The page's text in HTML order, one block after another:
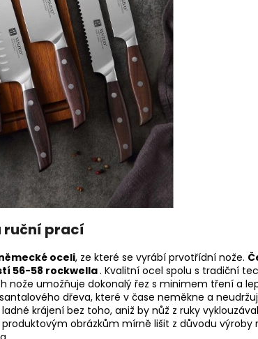
ruční prací
oceli, ze které se vyrábí prvotřídní nože.
56-58 rockwella. Kvalitní ocel spolu s tradiční
nože umožňuje dokonalý řez s minimem tření a
dřeva, které v čase neměkne a
krájení bez toho, aniž by nůž z ruky
obrázkům mírně lišit z důvodu výroby